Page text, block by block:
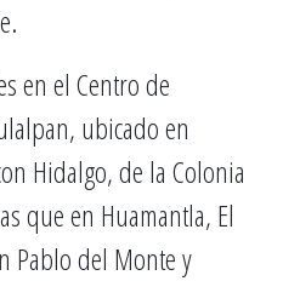
en el Centro de
ubicado en
Hidalgo, de la Colonia
que en Huamantla, El
Pablo del Monte y